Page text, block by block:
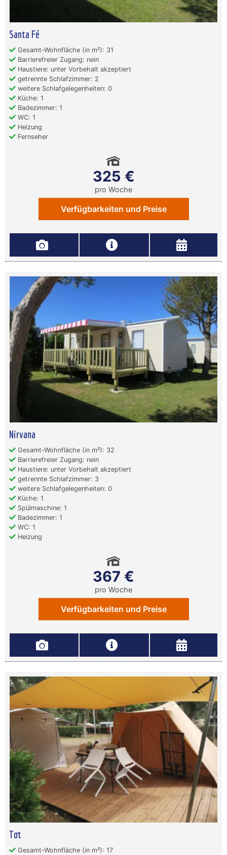
Santa Fé
Gesamt-Wohnfläche (in m²): 31
Barrierefreier Zugang: nein
Haustiere: unter Vorbehalt akzeptiert
getrennte Schlafzimmer: 2
weitere Schlafgelegenheiten: 0
Küche: 1
Badezimmer: 1
WC: 1
Heizung
Fernseher
325 €
pro Woche
Verfügbarkeiten und Preise
Nirvana
Gesamt-Wohnfläche (in m²): 32
Barrierefreier Zugang: nein
Haustiere: unter Vorbehalt akzeptiert
getrennte Schlafzimmer: 3
weitere Schlafgelegenheiten: 0
Küche: 1
Spülmaschine: 1
Badezimmer: 1
WC: 1
Heizung
367 €
pro Woche
Verfügbarkeiten und Preise
Tot
Gesamt-Wohnfläche (in m²): 17